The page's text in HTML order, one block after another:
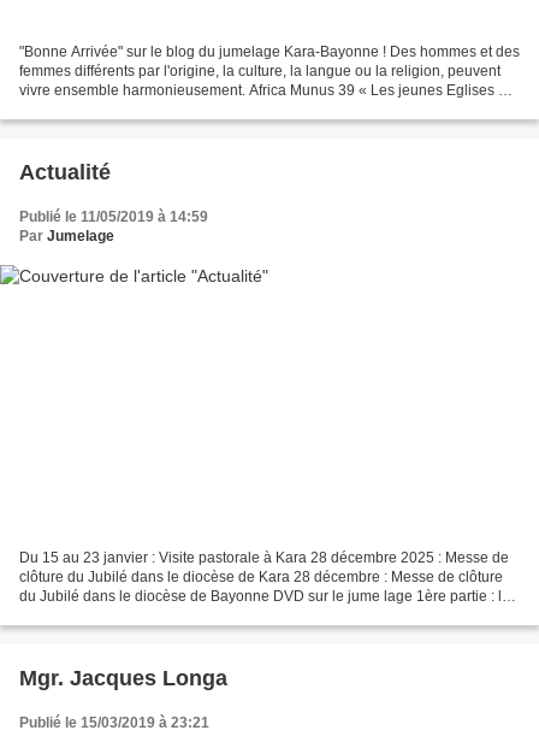
"Bonne Arrivée" sur le blog du jumelage Kara-Bayonne ! Des hommes et des
femmes différents par l'origine, la culture, la langue ou la religion, peuvent
vivre ensemble harmonieusement. Africa Munus 39 « Les jeunes Eglises ont
Actualité
Publié le 11/05/2019 à 14:59
Par Jumelage
Du 15 au 23 janvier : Visite pastorale à Kara 28 décembre 2025 : Messe de
clôture du Jubilé dans le diocèse de Kara 28 décembre : Messe de clôture
du Jubilé dans le diocèse de Bayonne DVD sur le jume lage 1ère partie : le
Mgr. Jacques Longa
Publié le 15/03/2019 à 23:21